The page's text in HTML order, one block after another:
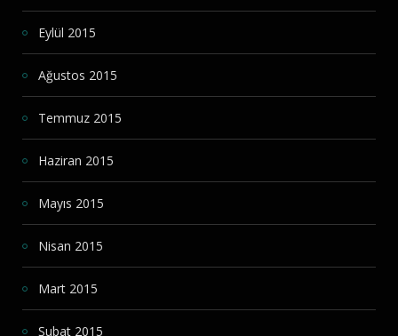
Eylül 2015
Ağustos 2015
Temmuz 2015
Haziran 2015
Mayıs 2015
Nisan 2015
Mart 2015
Şubat 2015